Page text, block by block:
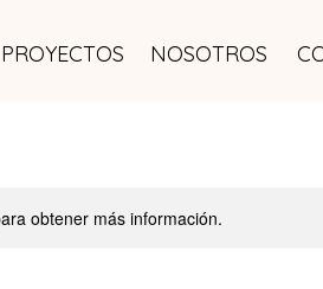
PROYECTOS NOSOTROS
obtener más información.